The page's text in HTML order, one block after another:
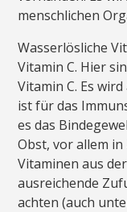
menschlichen
Wasserlösliche
Vitamin C. Hier
Vitamin C. Es
ist für das
es das
Obst, vor allem
Vitaminen aus
ausreichende
achten (auch